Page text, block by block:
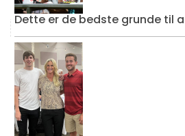
Dette er de bedste grunde til